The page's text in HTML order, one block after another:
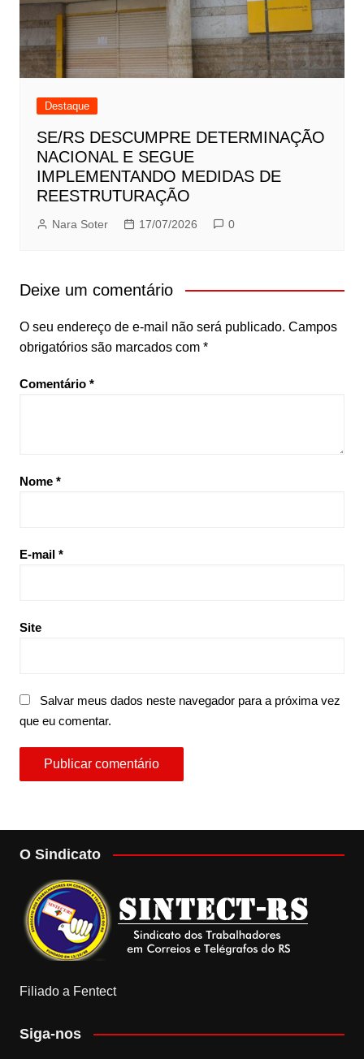
Destaque
SE/RS DESCUMPRE DETERMINAÇÃO
NACIONAL E SEGUE
IMPLEMENTANDO MEDIDAS DE
REESTRUTURAÇÃO
Nara Soter 17/07/2026 0
Deixe um comentário
O seu endereço de e-mail não será publicado. Campos
obrigatórios são marcados com *
Comentário *
Nome *
E-mail *
Site
Salvar meus dados neste navegador para a próxima vez
que eu comentar.
O Sindicato
Filiado a Fentect
Siga-nos